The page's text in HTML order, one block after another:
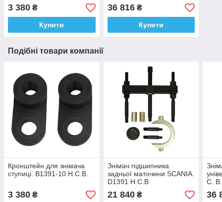
3 380 ₴
Купити
36 816₴
Купити
Подібні товари компанії
Кронштейн для знімача
ступиці. B1391-10 H.C.B.
3 380 ₴
Знімач підшипника
задньої маточини SCANIA.
D1391 H.C.B
21 840₴
C. B.
36